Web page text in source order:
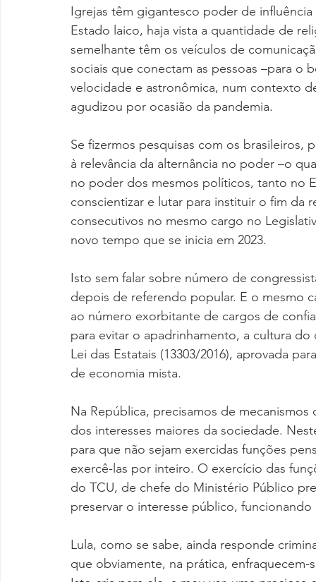
Igrejas têm gigantesco poder de
Estado laico, haja vista a quantidade de
semelhante têm os veículos de
sociais que conectam as pessoas –para o
velocidade e astronômica, num contexto
agudizou por ocasião da pandemia.
Se fizermos pesquisas com os brasileiros,
à relevância da alternância no poder –o
no poder dos mesmos políticos, tanto no
conscientizar e lutar para instituir o fim da
consecutivos no mesmo cargo no
novo tempo que se inicia em 2023.
Isto sem falar sobre número de
depois de referendo popular. E o mesmo
ao número exorbitante de cargos de
para evitar o apadrinhamento, a cultura
Lei das Estatais (13303/2016), aprovada
de economia mista.
Na República, precisamos de
dos interesses maiores da sociedade.
para que não sejam exercidas funções
exercê-las por inteiro. O exercício das
do TCU, de chefe do Ministério Público
preservar o interesse público,
Lula, como se sabe, ainda responde
que obviamente, na prática,